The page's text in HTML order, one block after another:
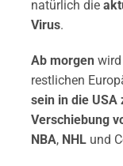
natürlich die
Virus.
Ab morgen
restlichen
sein in die USA
Verschiebung
NBA, NHLund